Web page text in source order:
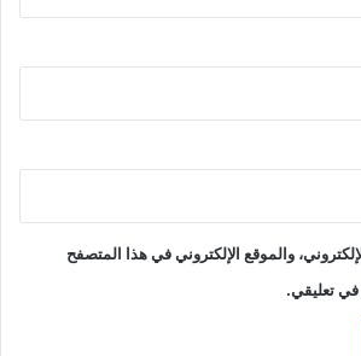
والموقع الإلكتروني في هذا المتصفح
في تعليقي.